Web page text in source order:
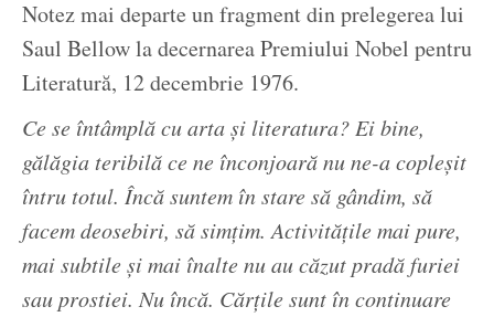
Notez mai departe un fragment din prelegerea lui
Saul Bellow la decernarea Premiului Nobel pentru
Literatură, 12 decembrie 1976.
Ce se întâmplă cu arta și literatura? Ei bine,
gălăgia teribilă ce ne înconjoară nu ne-a copleșit
întru totul. Încă suntem în stare să gândim, să
facem deosebiri, să simțim. Activitățile mai pure,
mai subtile și mai înalte nu au căzut pradă furiei
sau prostiei. Nu încă. Cărțile sunt în continuare